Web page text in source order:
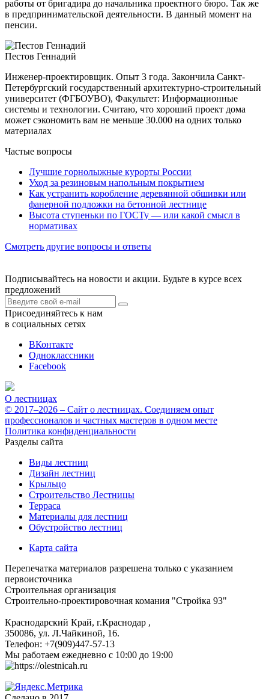
работы от бригадира до начальника проектного бюро. Так же
в предпринимательской деятельности. В данный момент на
пенсии.
Пестов Геннадий
Инженер-проектировщик. Опыт 3 года. Закончила Санкт-
Петербургский государственный архитектурно-строительный
университет (ФГБОУВО), Факультет: Информационные
системы и технологии. Считаю, что хороший проект дома
может сэкономить вам не меньше 30.000 на одних только
материалах
Частые вопросы
Лучшие горнолыжные курорты России
Уход за резиновым напольным покрытием
Как устранить коробление деревянной обшивки или
фанерной подложки на бетонной лестнице
Высота ступеньки по ГОСТу — или какой смысл в
нормативах
Смотреть другие вопросы и ответы
Подписывайтесь на новости и акции. Будьте в курсе всех
предложений
Присоединяйтесь к нам
в социальных сетях
ВКонтакте
Одноклассники
Facebook
О лестницах
© 2017–2026 – Сайт о лестницах. Соединяем опыт
профессионалов и частных мастеров в одном месте
Политика конфиденциальности
Разделы сайта
Виды лестниц
Дизайн лестниц
Крыльцо
Строительство Лестницы
Терраса
Материалы для лестниц
Обустройство лестниц
Карта сайта
Перепечатка материалов разрешена только с указанием
первоисточника
Строительная организация
Строительно-проектировочная комания "Стройка 93"
Краснодарский Край, г.Краснодар ,
350086, ул. Л.Чайкиной, 16.
Телефон: +7(909)447-57-13
Мы работаем ежедневно с 10:00 до 19:00